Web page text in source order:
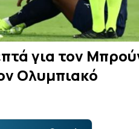
για τον
Ολυμπιακό